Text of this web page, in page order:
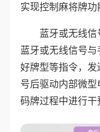
实现控制麻将牌功
蓝牙或无线
蓝牙或无线信号
好牌型等指令，
号后驱动内部微型
码牌过程中进行干